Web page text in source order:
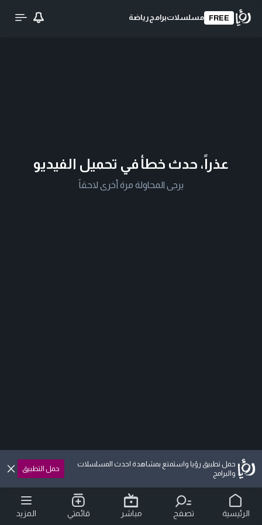
FREE مسلسلاتبرامج رياضة
عذراً، حدث خطأ في تحميل الفيديو
يرجى المحاولة مرة أخرى لاحقاً
حمل تطبيق رؤيا واستمتع بمشاهدة احدث المسلسلات
والبرامج
حمل التطبيق
الرئيسية تصفح مباشر قائمتي المزيد